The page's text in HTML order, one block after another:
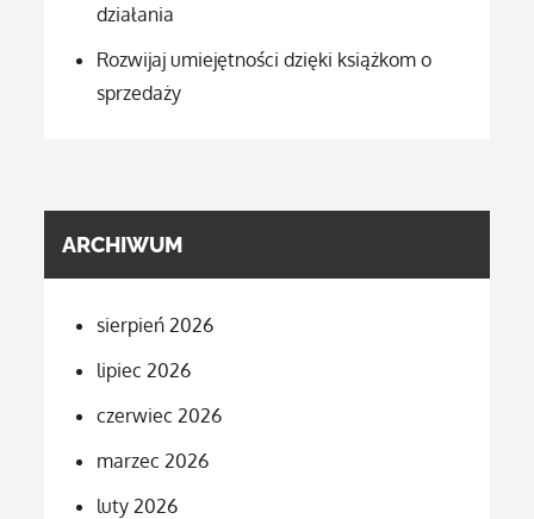
działania
Rozwijaj umiejętności dzięki książkom o
sprzedaży
ARCHIWUM
sierpień 2026
lipiec 2026
czerwiec 2026
marzec 2026
luty 2026